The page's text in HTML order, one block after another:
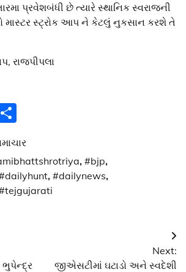
પ્રવેશબંધી છે ત્યારે સ્થાનિક સ્વરાજની
માસ્ટર સ્ટ્રોક આપ ને કેટલું નુકસાન કરશે તે
રાજપીપલા
, #bjp,
, #dailynews,
ભુપેન્દ્ર
Next:
જીએસટીમાં ઘટાડો અને સ્વદેશી